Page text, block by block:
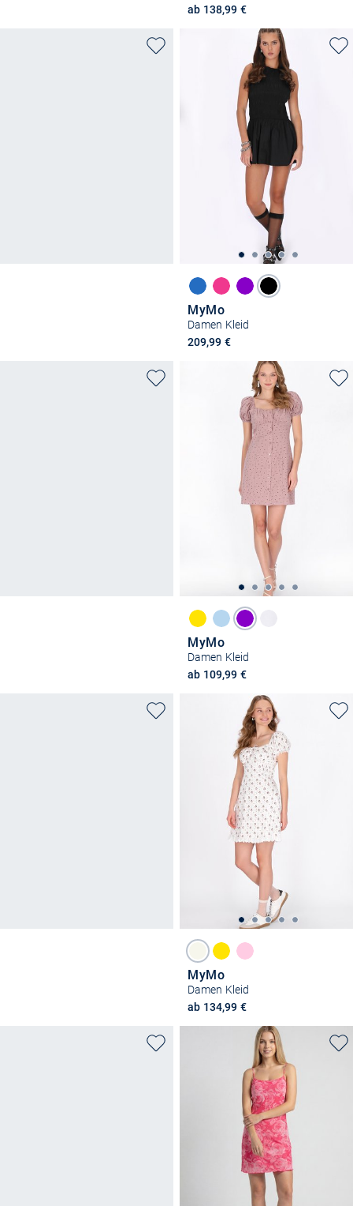
ab 138,99 €
MyMo
Damen Kleid
209,99 €
MyMo
Damen Kleid
ab 109,99 €
MyMo
Damen Kleid
ab 134,99 €